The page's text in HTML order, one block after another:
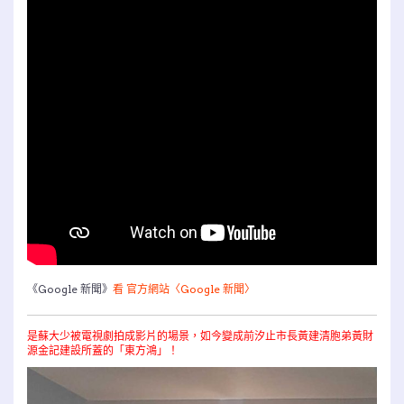
《Google 新聞》 看 官方網站〈Google 新聞〉
是蘇大少被電視劇拍成影片的場景，如今變成前汐止市長黃建清胞弟黃財
源金記建設所蓋的「東方鴻」！